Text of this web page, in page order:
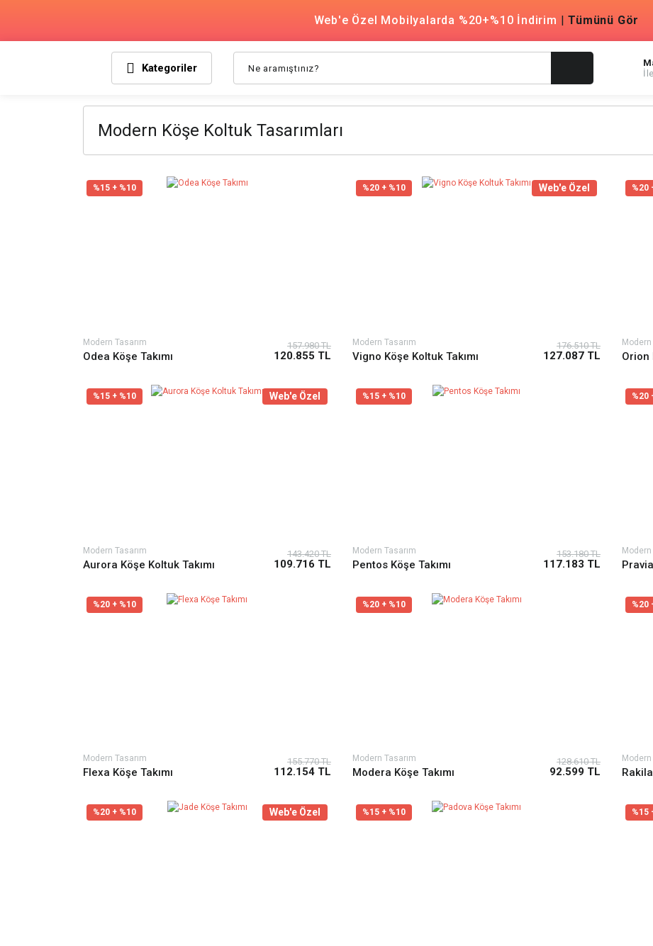
Web'e Özel Mobilyalarda %20+%10 İndirim |Tümünü Gör
Kategoriler
Modern Köşe Koltuk Tasarımları
%15 + %10
Modern Tasarım
Odea Köşe Takımı
157.980 TL
120.855 TL
%20 + %10 Web'e Özel
Modern Tasarım
Vigno Köşe Koltuk Takımı
176.510 TL
127.087 TL
%20
Modern
Orion
%15 + %10 Web'e Özel
Modern Tasarım
Aurora Köşe Koltuk Takımı
143.420 TL
109.716 TL
%15 + %10
Modern Tasarım
Pentos Köşe Takımı
153.180 TL
117.183 TL
%20
Modern
%20 + %10
Modern Tasarım
Flexa Köşe Takımı
155.770 TL
112.154 TL
%20 + %10
Modern Tasarım
Modera Köşe Takımı
128.610 TL
92.599 TL
%20
Modern
%20 + %10 Web'e Özel %15 + %10 %15